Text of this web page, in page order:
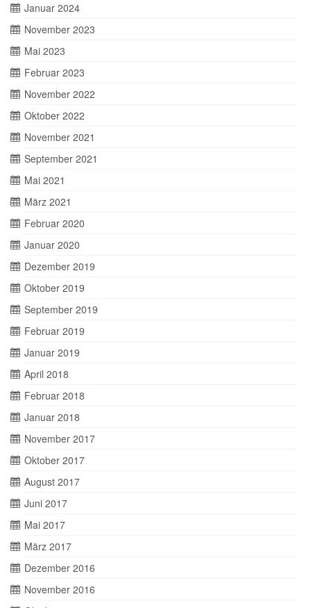
Januar 2024
November 2023
Mai 2023
Februar 2023
November 2022
Oktober 2022
November 2021
September 2021
Mai 2021
März 2021
Februar 2020
Januar 2020
Dezember 2019
Oktober 2019
September 2019
Februar 2019
Januar 2019
April 2018
Februar 2018
Januar 2018
November 2017
Oktober 2017
August 2017
Juni 2017
Mai 2017
März 2017
Dezember 2016
November 2016